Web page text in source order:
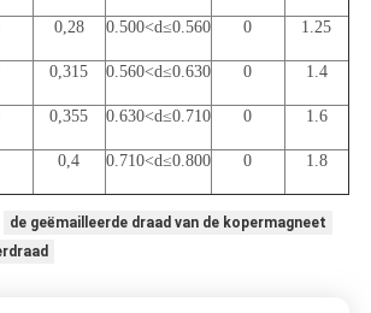
0,28 0.500<d≤0.560 0 1.25
0,315 0.560<d≤0.630 0 1.4
0,355 0.630<d≤0.710 0 1.6
0,4 0.710<d≤0.800 0 1.8
de geëmailleerde draad van de kopermagneet